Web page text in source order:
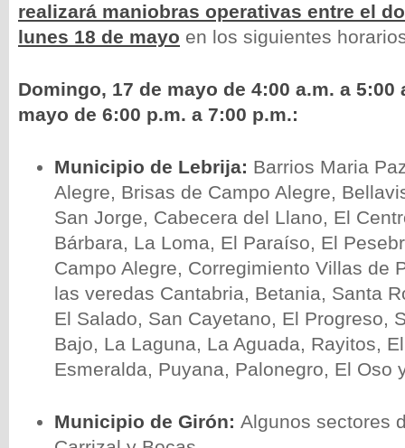
realizará maniobras operativas entre el
lunes 18 de mayo en los siguientes
Domingo, 17 de mayo de 4:00 a.m. a 5:00
mayo de 6:00 p.m. a 7:00 p.m.:
Municipio de Lebrija: Barrios Maria
Alegre, Brisas de Campo Alegre,
San Jorge, Cabecera del Llano, El
Bárbara, La Loma, El Paraíso, El
Campo Alegre, Corregimiento Villas de
las veredas Cantabria, Betania, Santa
El Salado, San Cayetano, El Progreso,
Bajo, La Laguna, La Aguada, Rayitos,
Esmeralda, Puyana, Palonegro, El Oso
Municipio de Girón: Algunos sectores